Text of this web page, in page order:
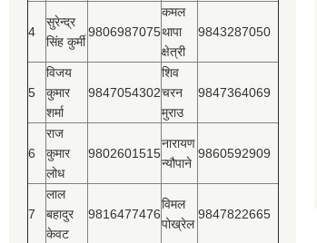
4
सुरेन्द्र
सिंह कुर्मी
9806987075
कमल
थापा
क्षेत्री
9843287050
5
विजय
कुमार
शर्मा
9847054302
शिव
चरन
मुराउ
9847364069
6
राज
कुमार
लोध
9802601515
नारायण
न्यौपाने
9860592909
7
लाल
बहादुर
केवट
9816477476
विमल
पोख्रेल
9847822665